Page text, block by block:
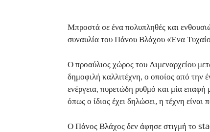
Μπροστά σε ένα πολυπληθές και
συναυλία του Πάνου Βλάχου «Ένα
Ο προαύλιος χώρος του Λιμεναρχείου
δημοφιλή καλλιτέχνη, ο οποίος από την
ενέργεια, πυρετώδη ρυθμό και μία επαφή
όπως ο ίδιος έχει δηλώσει, η τέχνη είναι
Ο Πάνος Βλάχος δεν άφησε στιγμή το